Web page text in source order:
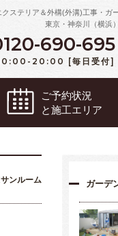
クステリア＆外構(外溝)工事・ガ
東京・神奈川（横浜
690-695
20:00 [毎日受付]
ご予約状況
と施工エリア
ンルーム ガーデ